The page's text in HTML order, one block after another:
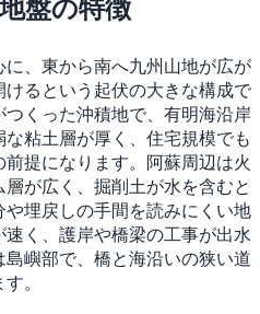
盤の特徴
、東から南へ九州山地が広が
るという起伏の大きな構成で
くった沖積地で、有明海沿岸
粘土層が厚く、住宅規模でも
提になります。阿蘇周辺は火
が広く、掘削土が水を含むと
埋戻しの手間を読みにくい地
く、護岸や橋梁の工事が出水
嶼部で、橋と海沿いの狭い道
。